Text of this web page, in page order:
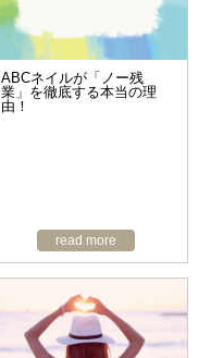
ABCネイルが「ノー残
業」を徹底する本当の理
由！
read more